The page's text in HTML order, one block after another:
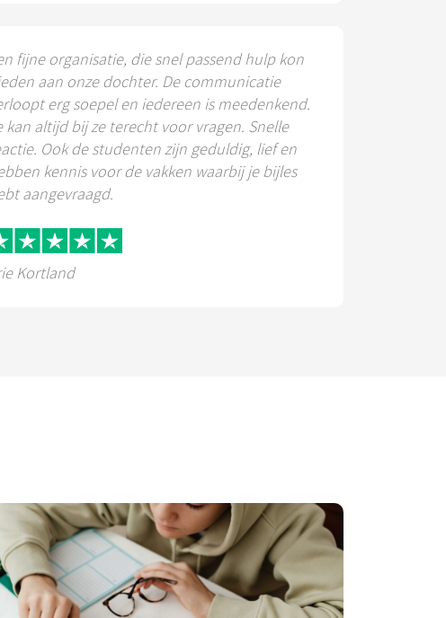
fijne organisatie, die snel passend hulp kon
aan onze dochter. De communicatie
erg soepel en iedereen is meedenkend.
kan altijd bij ze terecht voor vragen. Snelle
Ook de studenten zijn geduldig, lief en
kennis voor de vakken waarbij je bijles
aangevraagd.
Kortland